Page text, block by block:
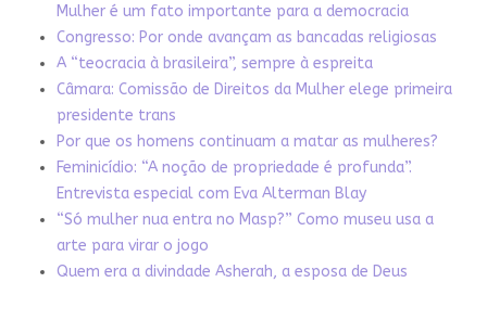
Mulher é um fato importante para a democracia
Congresso: Por onde avançam as bancadas religiosas
A “teocracia à brasileira”, sempre à espreita
Câmara: Comissão de Direitos da Mulher elege primeira
presidente trans
Por que os homens continuam a matar as mulheres?
Feminicídio: “A noção de propriedade é profunda”.
Entrevista especial com Eva Alterman Blay
“Só mulher nua entra no Masp?” Como museu usa a
arte para virar o jogo
Quem era a divindade Asherah, a esposa de Deus